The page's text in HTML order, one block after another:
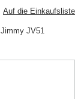
Auf die Einkaufsliste
JV51